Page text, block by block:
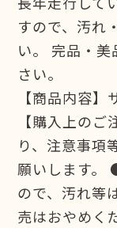
すので、汚れ
い。 完品・
さい。
【商品内容
【購入上の
り、注意事項
願いします。
ので、汚れ等
売はおやめく